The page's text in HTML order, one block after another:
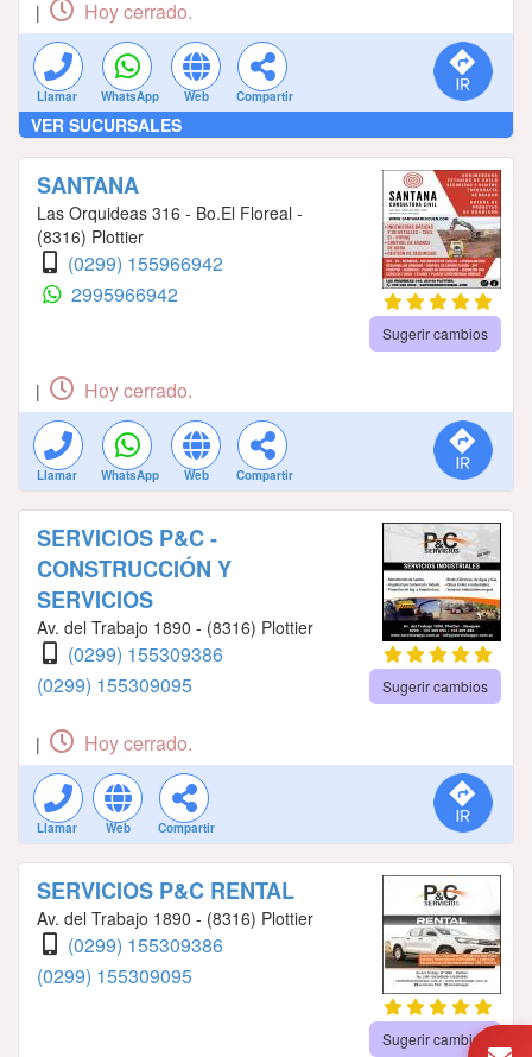
| Hoy cerrado.
Llamar WhatsApp Web Compartir
VER SUCURSALES
SANTANA
Las Orquideas 316 - Bo.El Floreal -
(8316) Plottier
(0299) 155966942
2995966942
Sugerir cambios
| Hoy cerrado.
Llamar WhatsApp Web Compartir
SERVICIOS P&C -
CONSTRUCCIÓN Y
SERVICIOS
Av. del Trabajo 1890 - (8316) Plottier
(0299) 155309386
(0299) 155309095
Sugerir cambios
| Hoy cerrado.
Llamar Web Compartir
SERVICIOS P&C RENTAL
Av. del Trabajo 1890 - (8316) Plottier
(0299) 155309386
(0299) 155309095
Sugerir cambios